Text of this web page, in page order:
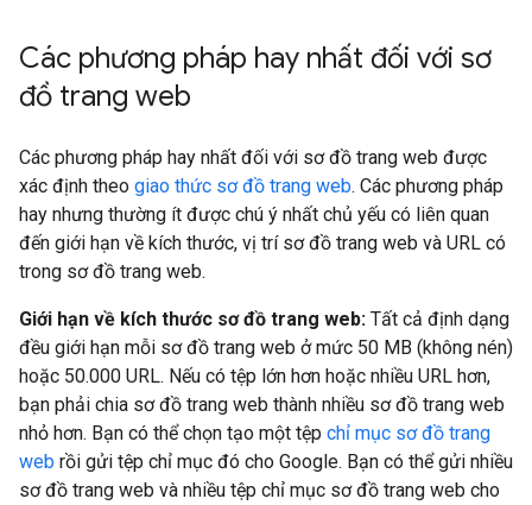
Các phương pháp hay nhất đối với sơ
đồ trang web
Các phương pháp hay nhất đối với sơ đồ trang web được
xác định theo giao thức sơ đồ trang web. Các phương pháp
hay nhưng thường ít được chú ý nhất chủ yếu có liên quan
đến giới hạn về kích thước, vị trí sơ đồ trang web và URL có
trong sơ đồ trang web.
Giới hạn về kích thước sơ đồ trang web: Tất cả định dạng
đều giới hạn mỗi sơ đồ trang web ở mức 50 MB (không nén)
hoặc 50.000 URL. Nếu có tệp lớn hơn hoặc nhiều URL hơn,
bạn phải chia sơ đồ trang web thành nhiều sơ đồ trang web
nhỏ hơn. Bạn có thể chọn tạo một tệp chỉ mục sơ đồ trang
web rồi gửi tệp chỉ mục đó cho Google. Bạn có thể gửi nhiều
sơ đồ trang web và nhiều tệp chỉ mục sơ đồ trang web cho